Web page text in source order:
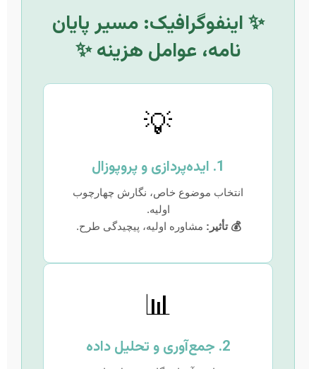
✨ اینفوگرافیک: مسیر پایان
نامه، عوامل هزینه ✨
💡
1. ایده‌پردازی و پروپوزال
انتخاب موضوع خاص، نگارش چهارچوب
اولیه.
💰 تأثیر: مشاوره اولیه، پیچیدگی طرح.
📊
2. جمع‌آوری و تحلیل داده